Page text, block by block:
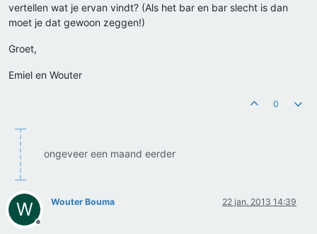
vertellen wat je ervan vindt? (Als het bar en bar slecht is dan
moet je dat gewoon zeggen!)
Groet,
Emiel en Wouter
0
ongeveer een maand eerder
W
Offline
Wouter Bouma 22 jan. 2013 14:39